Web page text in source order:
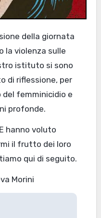
la violenza sulle
istituto si sono
di riflessione, per
femminicidio e
profonde.
hanno voluto
il frutto dei loro
qui di seguito.
Morini